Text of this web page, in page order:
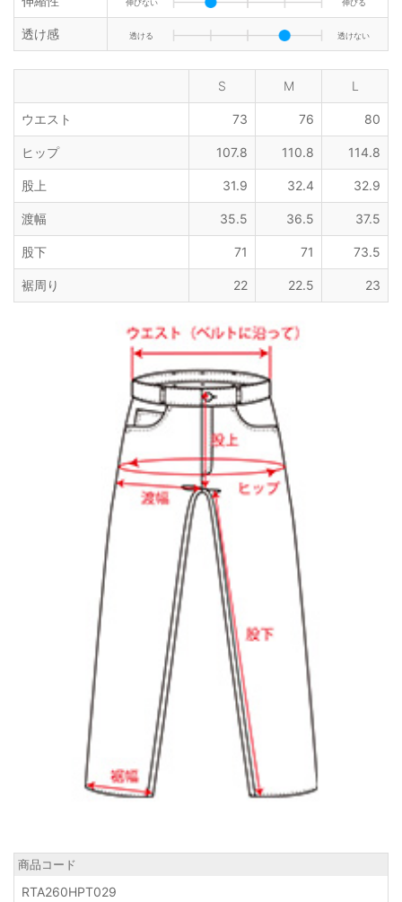
伸びない 伸びる
透け感 透ける 透けない
S M L
ウエスト 73 76 80
ヒップ 107.8 110.8 114.8
股上 31.9 32.4 32.9
渡幅 35.5 36.5 37.5
股下 71 71 73.5
裾周り 22 22.5 23
商品コード
RTA260HPT029